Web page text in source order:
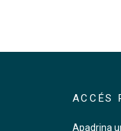
ACCÉS
Apadrina